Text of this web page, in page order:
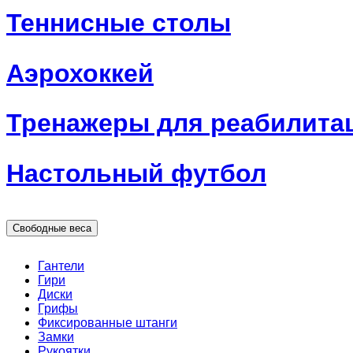
Теннисные столы
Аэрохоккей
Тренажеры для
Настольный футбол
Свободные веса
Гантели
Гири
Диски
Грифы
Фиксированные штанги
Замки